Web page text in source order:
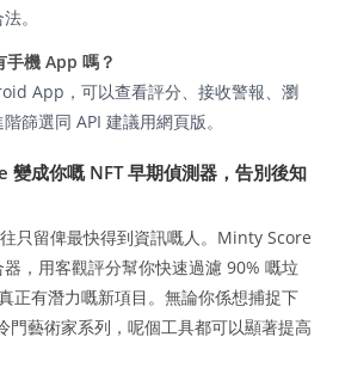
。
機 App 嗎？
App，可以查看評分、接收警報、瀏
篩選同 API 建議用網頁版。
變成你嘅 NFT 早期偵測器，告別後知
只留俾最快得到資訊嘅人。Minty Score
，用客觀評分幫你快速過濾 90% 嘅垃
正有潛力嘅新項目。無論你係想捕捉下
門藝術家系列，呢個工具都可以顯著提高